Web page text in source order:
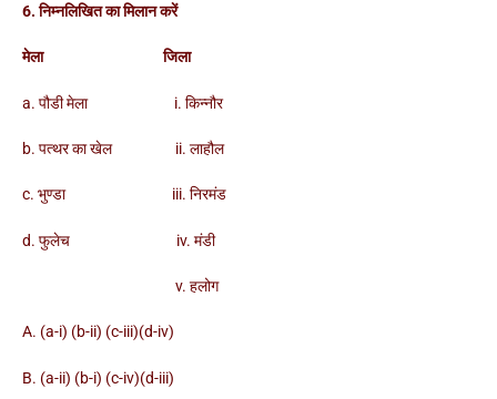
6. निम्नलिखित का मिलान करें
मेला जिला
a. पौडी मेला i. किन्नौर
b. पत्थर का खेल ii. लाहौल
c. भुण्डा iii. निरमंड
d. फुलेच iv. मंडी
v. हलोग
A. (a-i) (b-ii) (c-iii)(d-iv)
B. (a-ii) (b-i) (c-iv)(d-iii)